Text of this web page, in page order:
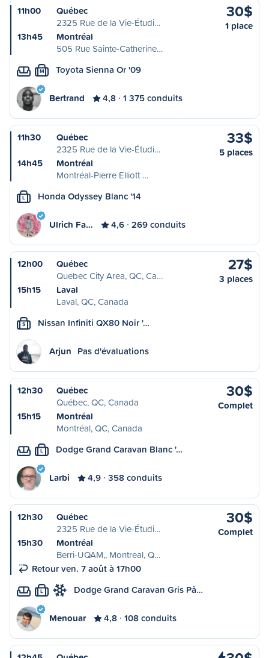
11h00
Québec
2325 Rue de la Vie-Étudi…
13h45
Montréal
505 Rue Sainte-Catherine…
30$
1 place
M Toyota Sienna Or '09
Bertrand 4,8 1 375 conduits
11h30
Québec
2325 Rue de la Vie-Étudi…
14h45
Montréal
Montréal-Pierre Elliott …
33$
5 places
L Honda Odyssey Blanc '14
Ulrich Fa… 4,6 269 conduits
12h00
Québec
Quebec City Area, QC, Ca…
15h15
Laval
Laval, QC, Canada
27$
3 places
S Nissan Infiniti QX80 Noir '…
Arjun Pas d'évaluations
12h30
Québec
Québec, QC, Canada
15h15
Montréal
Montréal, QC, Canada
30$
Complet
L Dodge Grand Caravan Blanc '…
Larbi 4,9 358 conduits
12h30
Québec
2325 Rue de la Vie-Étudi…
15h30
Montréal
Berri-UQAM,, Montreal, Q…
Retour ven. 7 août à 17h00
30$
Complet
L Dodge Grand Caravan Gris Pâ…
Menouar 4,8 108 conduits